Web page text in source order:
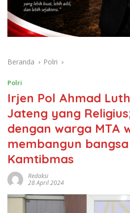
Beranda Polri
Polri
Irjen Pol Ahmad
Jateng yang
dengan warga MTA
membangun
Kamtibmas
Redaksi
28 April 2024